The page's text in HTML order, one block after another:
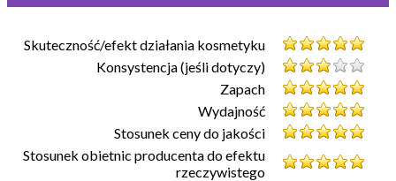
Skuteczność/efekt działania kosmetyku
Konsystencja (jeśli dotyczy)
Zapach
Wydajność
Stosunek ceny do jakości
Stosunek obietnic producenta do efektu
rzeczywistego